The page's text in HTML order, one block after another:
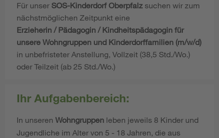
Für unser SOS-Kinderdorf Oberpfalz suchen wir zum
nächstmöglichen Zeitpunkt eine
Erzieherin / Pädagogin / Kindheitspädagogin für
unsere Wohngruppen und Kinderdorffamilien (m/w/d)
in unbefristeter Anstellung, Vollzeit (38,5 Std./Wo.)
oder Teilzeit (ab 25 Std./Wo.)
Ihr Aufgabenbereich:
In unseren Wohngruppen leben jeweils 8 Kinder und
Jugendliche im Alter von 5 - 18 Jahren, die aus